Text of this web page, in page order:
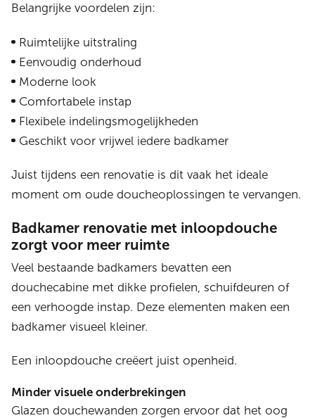
Belangrijke voordelen zijn:
Ruimtelijke uitstraling
Eenvoudig onderhoud
Moderne look
Comfortabele instap
Flexibele indelingsmogelijkheden
Geschikt voor vrijwel iedere badkamer
Juist tijdens een renovatie is dit vaak het ideale
moment om oude doucheoplossingen te vervangen.
Badkamer renovatie met inloopdouche
zorgt voor meer ruimte
Veel bestaande badkamers bevatten een
douchecabine met dikke profielen, schuifdeuren of
een verhoogde instap. Deze elementen maken een
badkamer visueel kleiner.
Een inloopdouche creëert juist openheid.
Minder visuele onderbrekingen
Glazen douchewanden zorgen ervoor dat het oog